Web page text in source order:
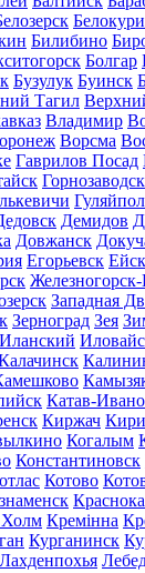
Билибино
Болгар
Бузулук Буинск
Тагил
Владимир
Ворсма
Гаврилов Посад
Горнозаводск
Демидов
Довжанск
Егорьевск Ейск
Западная
Зерноград Зея
Иланский
Катав-
Киржач
Когалым
Константиновск
Котово
Кремінна
Курганинск
Лахденпохья